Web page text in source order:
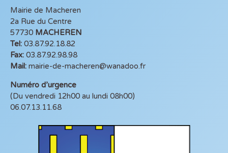
Mairie de Macheren
2a Rue du Centre
57730 MACHEREN
Tel: 03.87.92.18.82
Fax: 03.87.92.98.98
Mail: mairie-de-macheren@wanadoo.fr
Numéro d’urgence
(Du vendredi 12h00 au lundi 08h00)
06.07.13.11.68